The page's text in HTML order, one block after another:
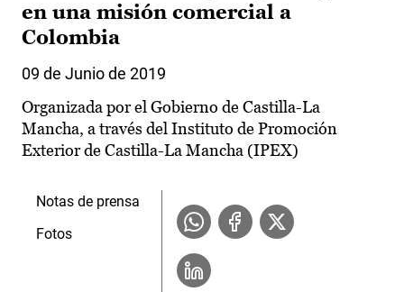
en una misión comercial a
Colombia
09 de Junio de 2019
Organizada por el Gobierno de Castilla-La
Mancha, a través del Instituto de Promoción
Exterior de Castilla-La Mancha (IPEX)
Notas de prensa
Fotos